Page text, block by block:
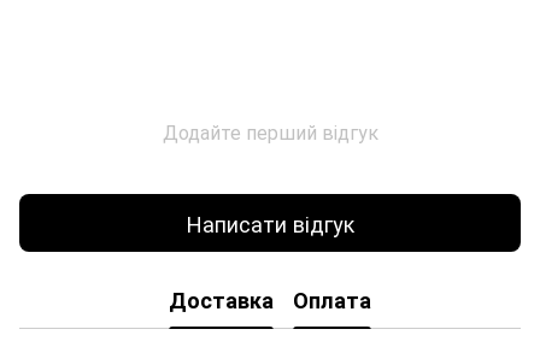
Додайте перший відгук
Написати відгук
Доставка Оплата